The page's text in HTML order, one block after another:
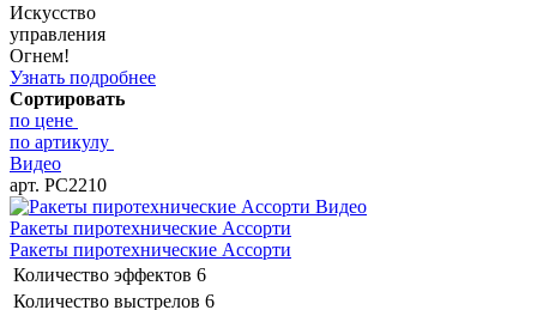
Искусство
управления
Огнем!
Узнать подробнее
Сортировать
по цене
по артикулу
Видео
арт. РС2210
Видео
Ракеты пиротехнические Ассорти
Ракеты пиротехнические Ассорти
Количество эффектов 6
Количество выстрелов 6